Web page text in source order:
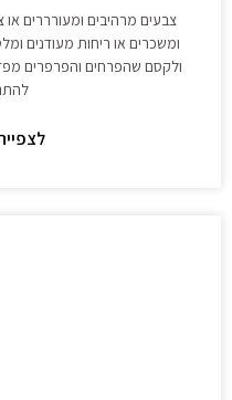
צבעים מרהיבים ומעורררים או
ומשכרים או ריחות מעודנים
ולקסם שהפרחים והפרפרים